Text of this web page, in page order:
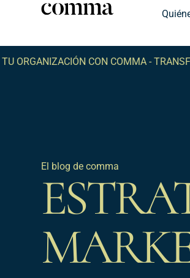
CON COMMA -TRANSFORMA LA
El blog de comma